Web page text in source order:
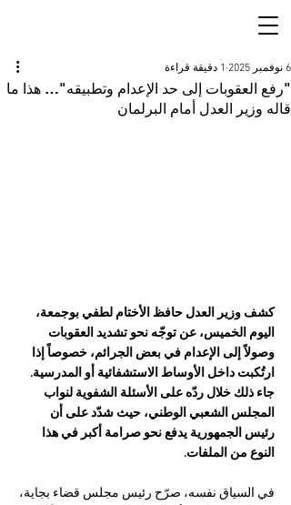
"رفع العقوبات إلى حد الإعدام وتطبيقه"… هذا ما
قاله وزير العدل أمام البرلمان
6 نوفمبر 2025 1 دقيقة قراءة
كشف وزير العدل حافظ الأختام لطفي بوجمعة،
اليوم الخميس، عن توجّه نحو تشديد العقوبات
وصولاً إلى الإعدام في بعض الجرائم، خصوصاً إذا
ارتُكبت داخل الأوساط الاستشفائية أو المدرسية.
جاء ذلك خلال ردّه على الأسئلة الشفوية لنواب
المجلس الشعبي الوطني، حيث شدّد على أن
رئيس الجمهورية يدفع نحو صرامة أكبر في هذا
النوع من الملفات.
في السياق نفسه، صرّح رئيس مجلس قضاء بجاية،